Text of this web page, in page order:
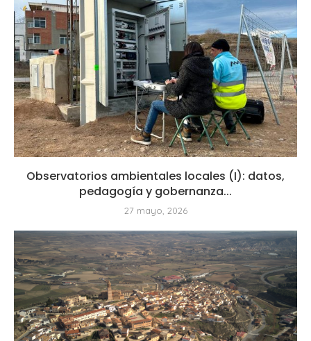
Observatorios ambientales locales (I): datos,
pedagogía y gobernanza...
27 mayo, 2026